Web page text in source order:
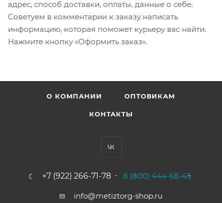
адрес, способ доставки, оплаты, данные о себе.
Советуем в комментарии к заказу написать
информацию, которая поможет курьеру вас найти.
Нажмите кнопку «Оформить заказ».
О КОМПАНИИ ОПТОВИКАМ
КОНТАКТЫ
+7 (922) 266-71-78 8 (800) 444-68-45
info@metiztorg-shop.ru